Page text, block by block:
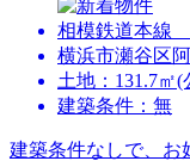
相模鉄道本線
横浜市瀬谷区
土地：131.7㎡(
建築条件：無
建築条件なしで、お